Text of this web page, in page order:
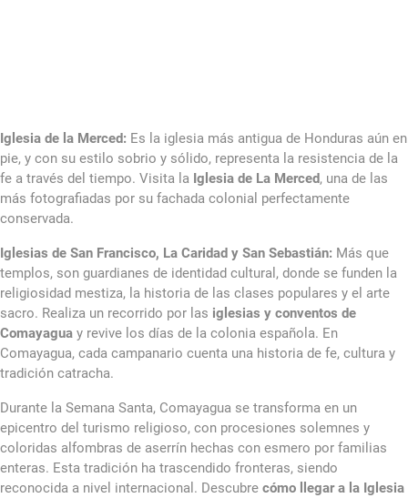
Iglesia de la Merced: Es la iglesia más antigua de Honduras aún en
pie, y con su estilo sobrio y sólido, representa la resistencia de la
fe a través del tiempo. Visita la Iglesia de La Merced, una de las
más fotografiadas por su fachada colonial perfectamente
conservada.
Iglesias de San Francisco, La Caridad y San Sebastián: Más que
templos, son guardianes de identidad cultural, donde se funden la
religiosidad mestiza, la historia de las clases populares y el arte
sacro. Realiza un recorrido por las iglesias y conventos de
Comayagua y revive los días de la colonia española. En
Comayagua, cada campanario cuenta una historia de fe, cultura y
tradición catracha.
Durante la Semana Santa, Comayagua se transforma en un
epicentro del turismo religioso, con procesiones solemnes y
coloridas alfombras de aserrín hechas con esmero por familias
enteras. Esta tradición ha trascendido fronteras, siendo
reconocida a nivel internacional. Descubre cómo llegar a la Iglesia